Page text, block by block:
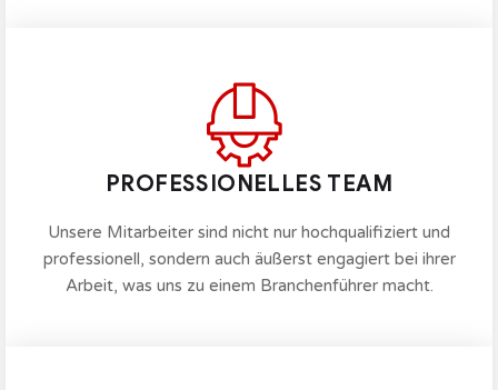
PROFESSIONELLES TEAM
Unsere Mitarbeiter sind nicht nur hochqualifiziert und
professionell, sondern auch äußerst engagiert bei ihrer
Arbeit, was uns zu einem Branchenführer macht.